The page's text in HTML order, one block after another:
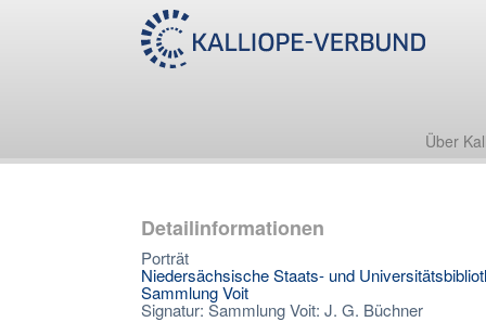
Über
Detailinformationen
Porträt
Niedersächsische Staats- und
Sammlung Voit
Signatur: Sammlung Voit: J. G. Büchner